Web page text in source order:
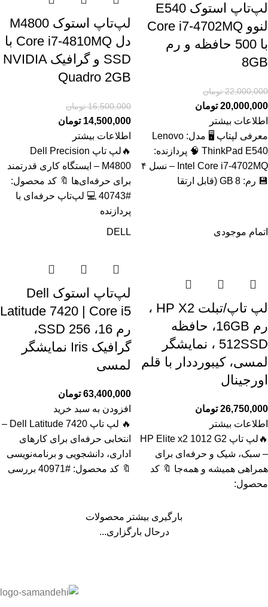
لپ‌تاپ استوک E540
لنوو Core i7-4702MQ
با 500 حافظه و رم
8GB
22,000,000 تومان
20,000,000 تومان
اطلاعات بیشتر
معرفی لپتاپ 🖥️ مدل: Lenovo
ThinkPad E540 🧠 پردازنده:
Intel Core i7‑4702MQ – نسل ۴
💾 رم: 8 GB (قابل ارتقا
لپ‌تاپ استوک M4800
دل Core i7-4810MQ با
SSD و گرافیک NVIDIA
Quadro 2GB
16,500,000 تومان
14,500,000 تومان
اطلاعات بیشتر
🔥لپ تاپ Dell Precision
M4800 – ایستگاه کاری قدرتمند
برای حرفه‌ای‌ها 🔖 کد محصول:
#40743 💻 لپ‌تاپ حرفه‌ای با
پردازنده
اتمام موجودی
لپ تاپ/تبلت HP X2 ،
رم 16GB، حافظه
512SSD ، نمایشگر
لمسی، کیبورددار با قلم
اورجینال
26,750,000 تومان
اطلاعات بیشتر
🔥لپ تاپ HP Elite x2 1012 G2
– سبک، شیک و حرفه‌ای برای
همراهی همیشه و همه‌جا 🔖 کد
محصول:
DELL
لپ‌تاپ استوک Dell
Latitude 7420 | Core i5
رم 16، SSD 256،
گرافیک Iris نمایشگر
لمسی
63,400,000 تومان
افزودن به سبد خرید
🔥 لپ تاپ Dell Latitude 7420 –
انتخابی حرفه‌ای برای کارهای
اداری، دانشجویی و برنامه‌نویسی
🔖 کد محصول: #40971 بررسی
بارگیری بیشتر محصولات
درحال بارگزاری...